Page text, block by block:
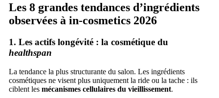
Les 8 grandes tendances d’ingrédients
observées à in-cosmetics 2026
1. Les actifs longévité : la cosmétique du
healthspan
La tendance la plus structurante du salon. Les ingrédients
cosmétiques ne visent plus uniquement la ride ou la tache : ils
ciblent les mécanismes cellulaires du vieillissement.